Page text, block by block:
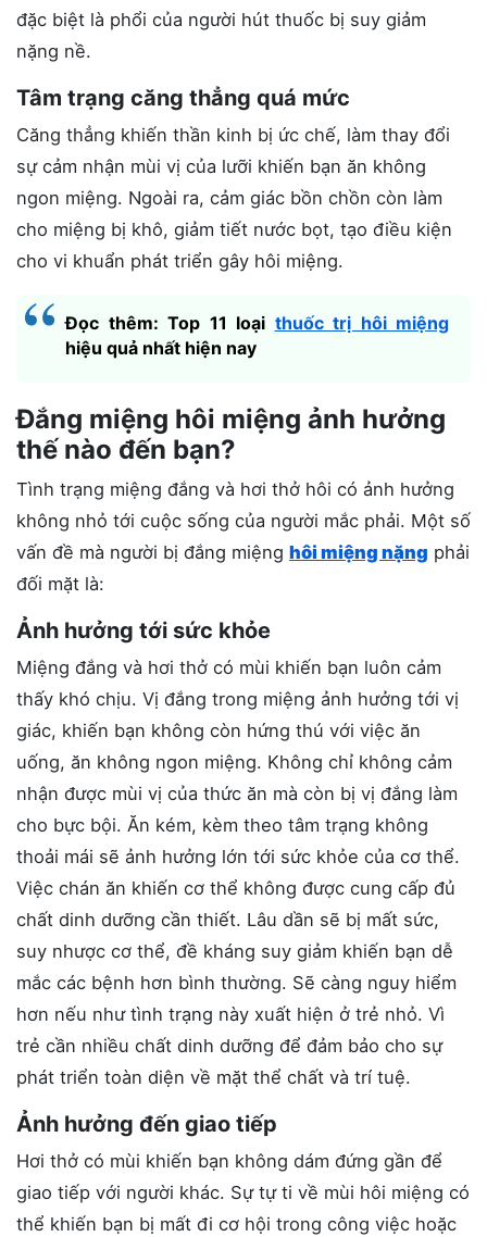
đặc biệt là phổi của người hút thuốc bị suy giảm
nặng nề.
Tâm trạng căng thẳng quá mức
Căng thẳng khiến thần kinh bị ức chế, làm thay đổi
sự cảm nhận mùi vị của lưỡi khiến bạn ăn không
ngon miệng. Ngoài ra, cảm giác bồn chồn còn làm
cho miệng bị khô, giảm tiết nước bọt, tạo điều kiện
cho vi khuẩn phát triển gây hôi miệng.
Đọc thêm: Top 11 loại thuốc trị hôi miệng
hiệu quả nhất hiện nay
Đắng miệng hôi miệng ảnh hưởng
thế nào đến bạn?
Tình trạng miệng đắng và hơi thở hôi có ảnh hưởng
không nhỏ tới cuộc sống của người mắc phải. Một số
vấn đề mà người bị đắng miệng hôi miệng nặng phải
đối mặt là:
Ảnh hưởng tới sức khỏe
Miệng đắng và hơi thở có mùi khiến bạn luôn cảm
thấy khó chịu. Vị đắng trong miệng ảnh hưởng tới vị
giác, khiến bạn không còn hứng thú với việc ăn
uống, ăn không ngon miệng. Không chỉ không cảm
nhận được mùi vị của thức ăn mà còn bị vị đắng làm
cho bực bội. Ăn kém, kèm theo tâm trạng không
thoải mái sẽ ảnh hưởng lớn tới sức khỏe của cơ thể.
Việc chán ăn khiến cơ thể không được cung cấp đủ
chất dinh dưỡng cần thiết. Lâu dần sẽ bị mất sức,
suy nhược cơ thể, đề kháng suy giảm khiến bạn dễ
mắc các bệnh hơn bình thường. Sẽ càng nguy hiểm
hơn nếu như tình trạng này xuất hiện ở trẻ nhỏ. Vì
trẻ cần nhiều chất dinh dưỡng để đảm bảo cho sự
phát triển toàn diện về mặt thể chất và trí tuệ.
Ảnh hưởng đến giao tiếp
Hơi thở có mùi khiến bạn không dám đứng gần để
giao tiếp với người khác. Sự tự ti về mùi hôi miệng có
thể khiến bạn bị mất đi cơ hội trong công việc hoặc